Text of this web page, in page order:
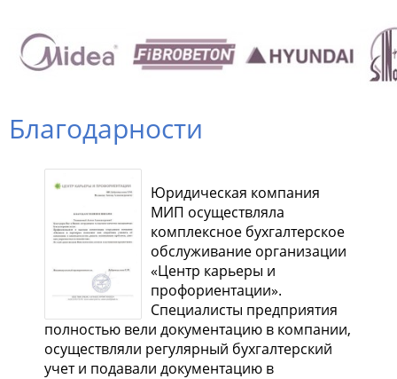
Благодарности
Юридическая компания
МИП осуществляла
комплексное бухгалтерское
обслуживание организации
«Центр карьеры и
профориентации».
Специалисты предприятия
полностью вели документацию в компании,
осуществляли регулярный бухгалтерский
учет и подавали документацию в